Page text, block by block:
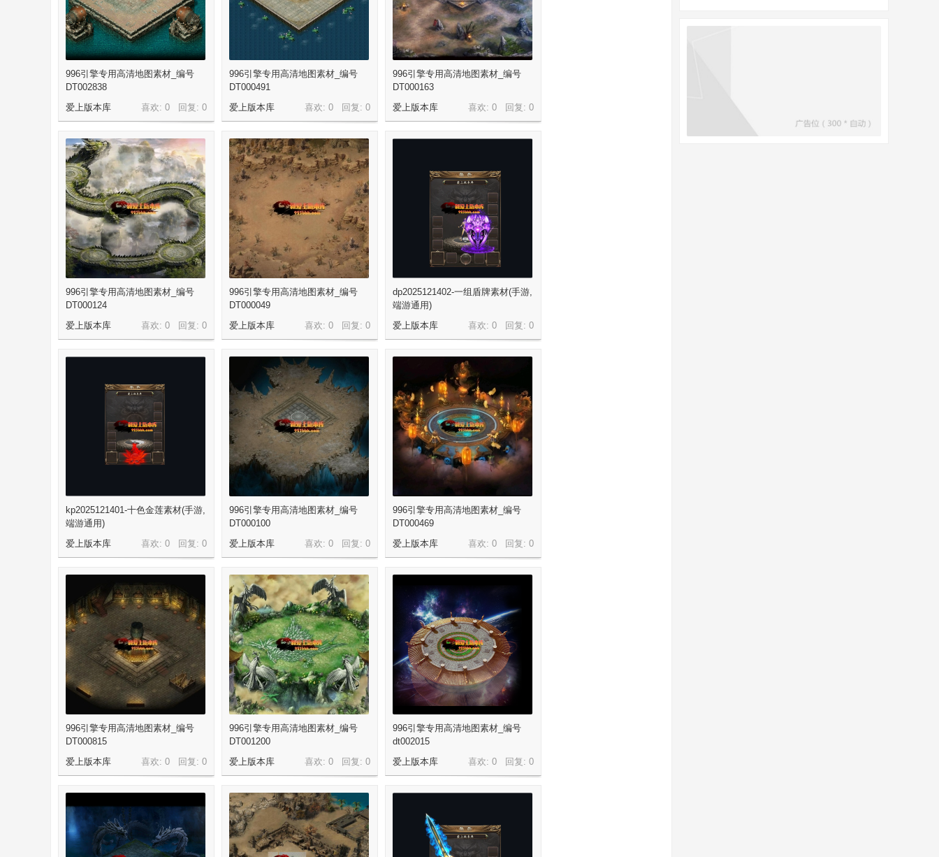
机
996引擎专用高清地图素材_编号
DT002838
喜欢: 0 回复: 0
爱上版本库
996引擎专用高清地图素材_编号
DT000491
喜欢: 0 回复: 0
爱上版本库
996引擎专用高清地图素材_编号
DT000163
喜欢: 0 回复: 0
爱上版本库
996引擎专用高清地图素材_编号
DT000124
喜欢: 0 回复: 0
爱上版本库
996引擎专用高清地图素材_编号
DT000049
喜欢: 0 回复: 0
爱上版本库
dp2025121402-一组盾牌素材(手游,
端游通用)
喜欢: 0 回复: 0
爱上版本库
kp2025121401-十色金莲素材(手游,
端游通用)
喜欢: 0 回复: 0
爱上版本库
996引擎专用高清地图素材_编号
DT000100
喜欢: 0 回复: 0
爱上版本库
996引擎专用高清地图素材_编号
DT000469
喜欢: 0 回复: 0
爱上版本库
996引擎专用高清地图素材_编号
DT000815
喜欢: 0 回复: 0
爱上版本库
996引擎专用高清地图素材_编号
DT001200
喜欢: 0 回复: 0
爱上版本库
996引擎专用高清地图素材_编号
dt002015
喜欢: 0 回复: 0
爱上版本库